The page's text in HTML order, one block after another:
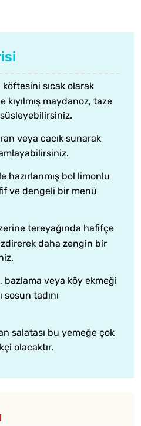
köftesini sıcak olarak
maydanoz, taze
veya cacık sunarak
hazırlanmış bol limonlu
ve dengeli bir menü
tereyağında hafifçe
daha zengin bir
bazlama veya köy ekmeği
tadını
salatası bu yemeğe çok
olacaktır.